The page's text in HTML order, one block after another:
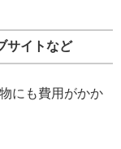
サイトなど
にも費用がかか